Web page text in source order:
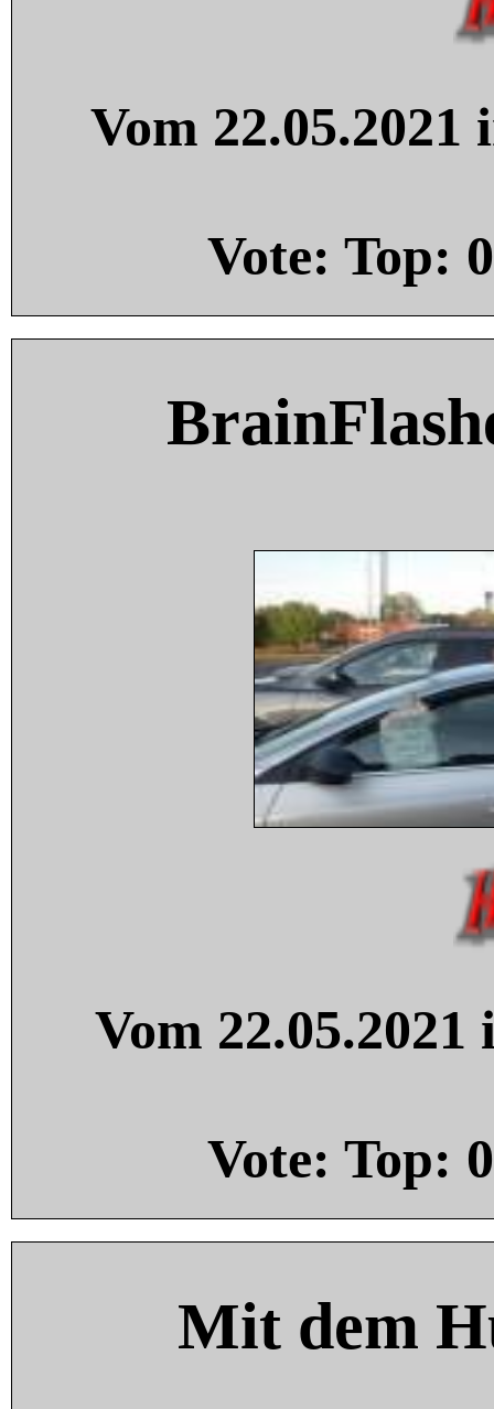
Vom
Vote: Top: 0
Vom
Vote: Top: 0
Mit dem